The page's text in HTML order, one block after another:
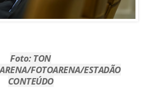
Foto: TON
FOTOARENA/ESTADÃO
CONTEÚDO